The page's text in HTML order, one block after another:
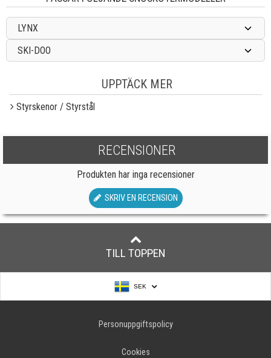
LYNX
SKI-DOO
UPPTÄCK MER
Styrskenor / Styrstål
RECENSIONER
Produkten har inga recensioner
SKRIV EN RECENSION
TILL TOPPEN
SEK
Personuppgiftspolicy
Cookies